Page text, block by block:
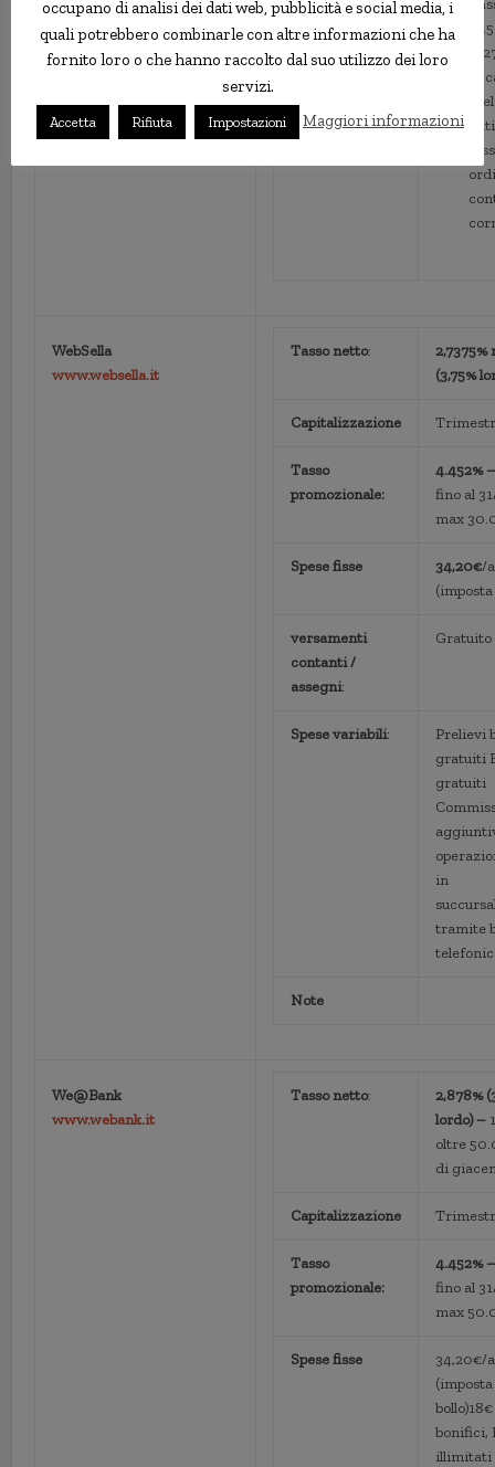
al
in
WebSella
www.websella.it
Tasso netto:
2,7375%
(3,75%
Capitalizzazione
Tasso
promozionale:
4.452%
fino al
max
Spese fisse 34,20€/
versamenti
contanti /
assegni:
Spese variabili:
Prelievi
gratuiti
gratuiti
in
tramite
Note
We@Bank
www.webank.it
Tasso netto:
2,878%
lordo) –
oltre
di
Capitalizzazione
Tasso
promozionale:
4.452%
fino al
max
Spese fisse
34,20€/
bonifici,
illimitati
occupano di analisi dei dati web, pubblicità e social media, i
quali potrebbero combinarle con altre informazioni che ha
fornito loro o che hanno raccolto dal suo utilizzo dei loro
servizi.
Accetta Rifiuta Impostazioni Maggiori informazioni